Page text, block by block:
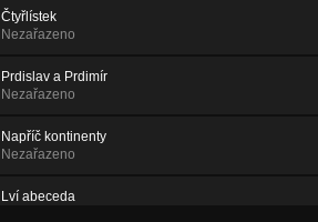
Čtyřlístek
Nezařazeno
Prdislav a Prdimír
Nezařazeno
Napříč kontinenty
Nezařazeno
Lví abeceda